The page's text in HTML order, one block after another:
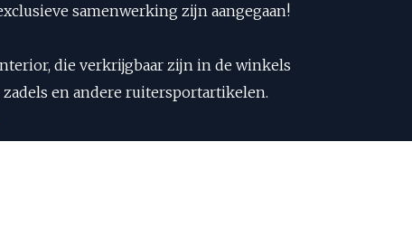
samenwerking zijn aangegaan!
die verkrijgbaar zijn in de winkels
en andere ruitersportartikelen.